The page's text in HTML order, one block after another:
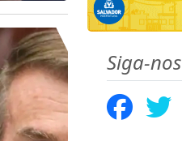
Siga-nos